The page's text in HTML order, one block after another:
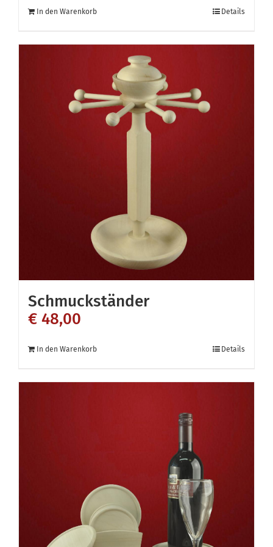
In den Warenkorb Details
Schmuckständer
€ 48,00
In den Warenkorb Details